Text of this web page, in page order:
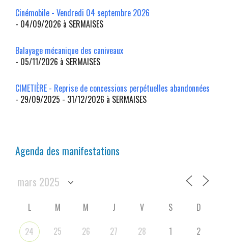
Cinémobile - Vendredi 04 septembre 2026
- 04/09/2026 à SERMAISES
Balayage mécanique des caniveaux
- 05/11/2026 à SERMAISES
CIMETIÈRE - Reprise de concessions perpétuelles abandonnées
- 29/09/2025 - 31/12/2026 à SERMAISES
Agenda des manifestations
L M M J V S D
24 25 26 27 28 1 2